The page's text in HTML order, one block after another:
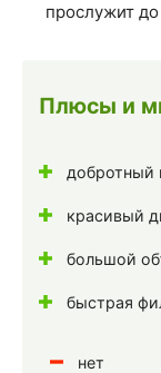
прослужит
Плюсы и
добротный
красивый
большой
быстрая
нет